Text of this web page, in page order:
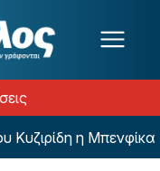
του Παυλίδη